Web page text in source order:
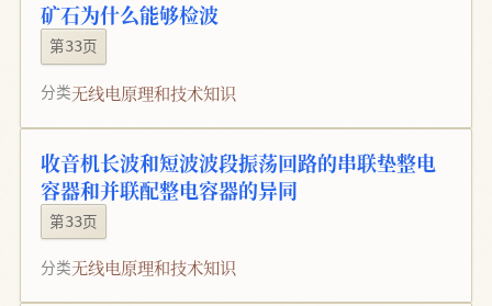
矿石为什么能够检波
第33页
分类无线电原理和技术知识
收音机长波和短波波段振荡回路的串联垫整电
容器和并联配整电容器的异同
第33页
分类无线电原理和技术知识